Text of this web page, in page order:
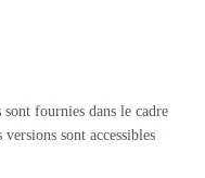
fournies dans le cadre
sont accessibles